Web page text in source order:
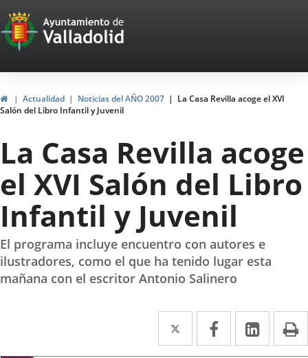
Portal
Web
del
Ayuntamiento
de
Valladolid
HomeActualidad Noticias del AÑO 2007
La Casa Revilla acoge el XVI
Salón del Libro Infantil y Juvenil
La Casa Revilla acoge
el XVI Salón del Libro
Infantil y Juvenil
El programa incluye encuentro con autores e
ilustradores, como el que ha tenido lugar esta
mañana con el escritor Antonio Salinero
Twitter
Enlace
a
Facebook
Enlace
a
Enlace
a